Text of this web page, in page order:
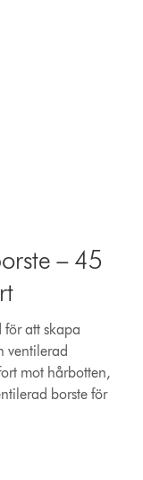
– 45
för att skapa
ventilerad
mot hårbotten,
borste för